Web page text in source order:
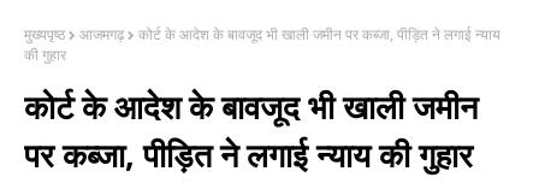
मुख्यपृष्ठ आजमगढ़
कोर्ट के आदेश के बावजूद भी खाली जमीन पर कब्जा, पीड़ित ने लगाई न्याय
की गुहार
कोर्ट के आदेश के बावजूद भी खाली जमीन
पर कब्जा, पीड़ित ने लगाई न्याय की गुहार